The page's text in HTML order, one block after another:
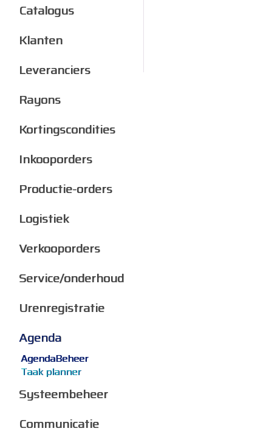
Catalogus
Klanten
Leveranciers
Rayons
Kortingscondities
Inkooporders
Productie-orders
Logistiek
Verkooporders
Service/onderhoud
Urenregistratie
Agenda
AgendaBeheer
Taak planner
Systeembeheer
Communicatie